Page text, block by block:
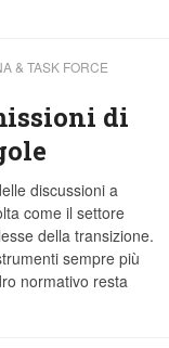
& TASK FORCE
di
discussioni a
come il settore
della transizione.
sempre più
normativo resta